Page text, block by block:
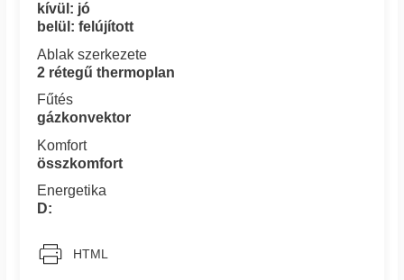
kívül: jó
belül: felújított
Ablak szerkezete
2 rétegű thermoplan
Fűtés
gázkonvektor
Komfort
összkomfort
Energetika
D:
HTML